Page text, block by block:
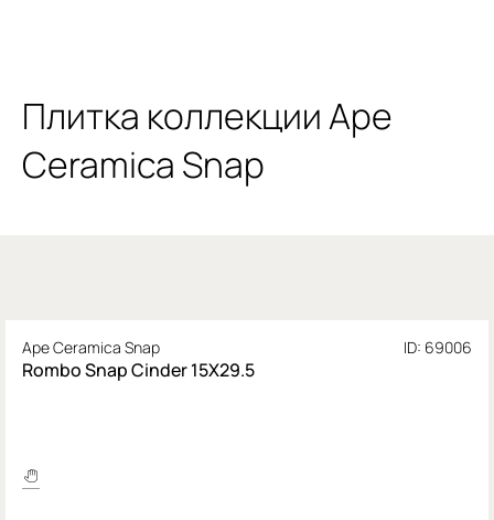
Плитка коллекции Ape
Ceramica Snap
Ape Ceramica Snap ID: 69006
Rombo Snap Cinder 15X29.5